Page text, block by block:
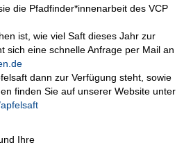
die Pfadfinder*innenarbeit des VCP
ist, wie viel Saft dieses Jahr zur
sich eine schnelle Anfrage per Mail an
dann zur Verfügung steht, sowie
finden Sie auf unserer Website unter
Ihre